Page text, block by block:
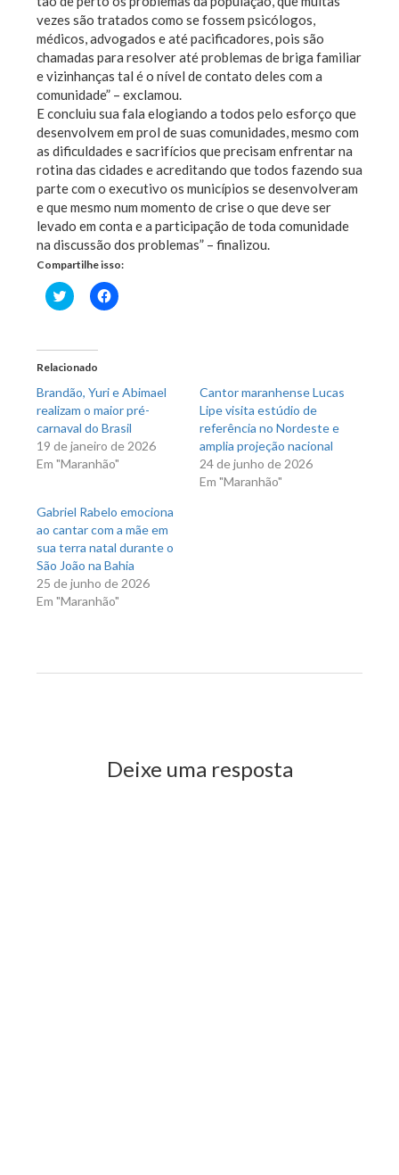
vezes são tratados como se fossem psicólogos,
médicos, advogados e até pacificadores, pois são
chamadas para resolver até problemas de briga familiar
e vizinhanças tal é o nível de contato deles com a
comunidade” – exclamou.
E concluiu sua fala elogiando a todos pelo esforço que
desenvolvem em prol de suas comunidades, mesmo com
as dificuldades e sacrifícios que precisam enfrentar na
rotina das cidades e acreditando que todos fazendo sua
parte com o executivo os municípios se desenvolveram
e que mesmo num momento de crise o que deve ser
levado em conta e a participação de toda comunidade
na discussão dos problemas” – finalizou.
Compartilhe isso:
Clique
para
em
nova
janela)
Clique
para
Relacionado
Brandão, Yuri e Abimael
realizam o maior pré-
carnaval do Brasil
19 de janeiro de 2026
Em "Maranhão"
Cantor maranhense Lucas
Lipe visita estúdio de
referência no Nordeste e
amplia projeção nacional
24 de junho de 2026
Em "Maranhão"
Gabriel Rabelo emociona
ao cantar com a mãe em
sua terra natal durante o
São João na Bahia
25 de junho de 2026
Em "Maranhão"
Deixe uma resposta